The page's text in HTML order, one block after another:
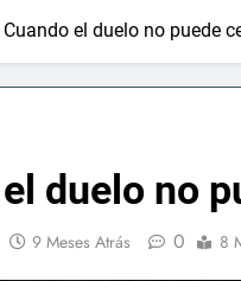
Cuando el duelo no puede
duelo no
9 Meses Atrás 0 8